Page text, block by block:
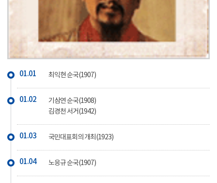
01.01 최익현 순국(1907)
01.02
기삼연 순국(1908)
김경천 서거(1942)
01.03 국민대표회의 개최(1923)
01.04 노응규 순국(1907)